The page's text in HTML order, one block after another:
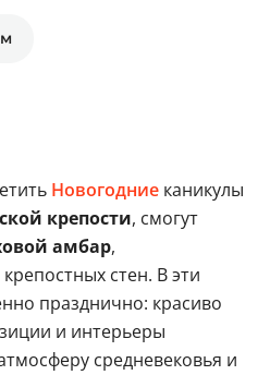
Новогодние каникулы
крепости, смогут
амбар,
стен. В эти
празднично: красиво
и интерьеры
средневековья и